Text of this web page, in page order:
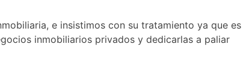
e insistimos con su tratamiento ya que es
inmobiliarios privados y dedicarlas a paliar